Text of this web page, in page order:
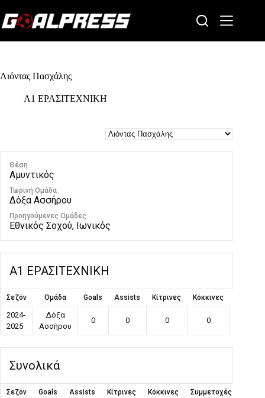
to
content
Λιόντας Πασχάλης
Α1 ΕΡΑΣΙΤΕΧΝΙΚΗ
Θέση
Αμυντικός
Τωρινή Ομάδα
Δόξα Ασσήρου
Προηγούμενες Ομάδες
Εθνικός Σοχού, Ιωνικός
Α1 ΕΡΑΣΙΤΕΧΝΙΚΗ
Σεζόν Ομάδα Goals Assists Κίτρινες Κόκκινες
2024-
2025
Δόξα
Ασσήρου
0 0 0 0
Συνολικά
Σεζόν Goals Assists Κίτρινες Κόκκινες Συμμετοχές